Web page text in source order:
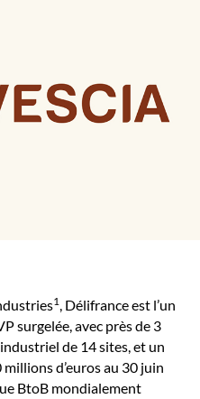
1, Délifrance est l’un
surgelée, avec près de 3
de 14 sites, et un
d’euros au 30 juin
BtoB mondialement